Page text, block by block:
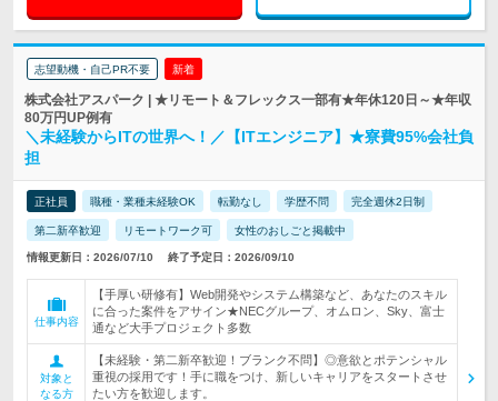
志望動機・自己PR不要 新着
株式会社アスパーク | ★リモート＆フレックス一部有★年休120日～★年収
80万円UP例有
＼未経験からITの世界へ！／【ITエンジニア】★寮費95%会社負
担
正社員 職種・業種未経験OK 転勤なし 学歴不問 完全週休2日制
第二新卒歓迎 リモートワーク可 女性のおしごと掲載中
情報更新日：2026/07/10 終了予定日：2026/09/10
仕事内容
【手厚い研修有】Web開発やシステム構築など、あなたのスキル
に合った案件をアサイン★NECグループ、オムロン、Sky、富士
通など大手プロジェクト多数
対象と
なる方
【未経験・第二新卒歓迎！ブランク不問】◎意欲とポテンシャル
重視の採用です！手に職をつけ、新しいキャリアをスタートさせ
たい方を歓迎します。